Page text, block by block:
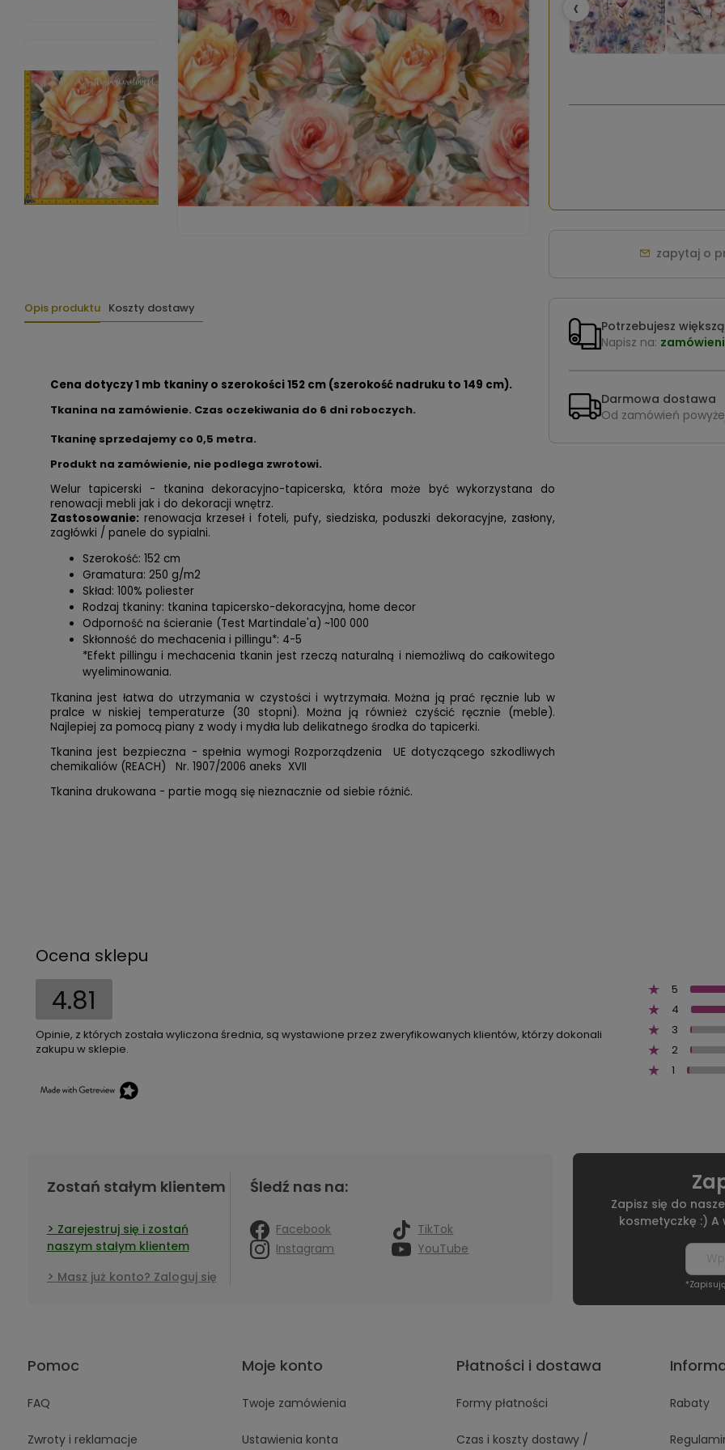
Opis produktu Koszty dostawy
Cena dotyczy 1 mb tkaniny o szerokości 152 cm (szerokość nadruku to 149 cm).
Tkanina na zamówienie. Czas oczekiwania do 6 dni roboczych.
Tkaninę sprzedajemy co 0,5 metra.
Produkt na zamówienie, nie podlega zwrotowi.
Welur tapicerski - tkanina dekoracyjno-tapicerska, która może być wykorzystana do
renowacji mebli jak i do dekoracji wnętrz.
Zastosowanie: renowacja krzeseł i foteli, pufy, siedziska, poduszki dekoracyjne, zasłony,
zagłówki / panele do sypialni.
Szerokość: 152 cm
Gramatura: 250 g/m2
Skład: 100% poliester
Rodzaj tkaniny: tkanina tapicersko-dekoracyjna, home decor
Odporność na ścieranie (Test Martindale'a) ~100 000
Skłonność do mechacenia i pillingu*: 4-5
*Efekt pillingu i mechacenia tkanin jest rzeczą naturalną i niemożliwą do całkowitego
wyeliminowania.
Tkanina jest łatwa do utrzymania w czystości i wytrzymała. Można ją prać ręcznie lub w
pralce w niskiej temperaturze (30 stopni). Można ją również czyścić ręcznie (meble).
Najlepiej za pomocą piany z wody i mydła lub delikatnego środka do tapicerki.
Tkanina jest bezpieczna - spełnia wymogi Rozporządzenia UE dotyczącego szkodliwych
chemikaliów (REACH) Nr. 1907/2006 aneks XVII
Tkanina drukowana - partie mogą się nieznacznie od siebie różnić.
‹
zapytaj o
Potrzebujesz
Napisz na:
Darmowa dostawa
Od zamówień
Ocena sklepu
4.81
Opinie, z których została wyliczona średnia, są wystawione przez zweryfikowanych klientów, którzy dokonali
zakupu w sklepie.
5
4
3
2
1
Zostań stałym klientem
Zarejestruj się i zostań
naszym stałym klientem
Masz już konto? Zaloguj się
Śledź nas na:
Facebook
TikTok
Instagram
YouTube
Zapisz się do
kosmetyczkę :)
Pomoc
FAQ
Zwroty i reklamacje
Moje konto
Twoje zamówienia
Ustawienia konta
Płatności i dostawa
Formy płatności
Czas i koszty dostawy /
Rabaty